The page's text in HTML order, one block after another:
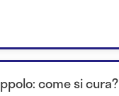
come si cura?